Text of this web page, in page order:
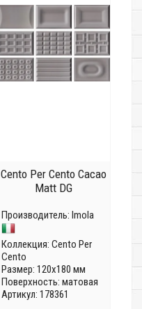
Cento Per Cento Cacao
Matt DG
Производитель: Imola
Коллекция: Cento Per
Cento
Размер: 120x180 мм
Поверхность: матовая
Артикул: 178361